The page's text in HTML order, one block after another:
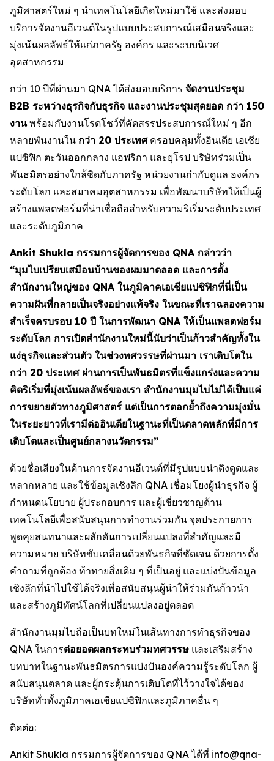
ภูมิศาสตร์ใหม่ ๆ นำเทคโนโลยีเกิดใหม่มาใช้ และส่งมอบ
บริการจัดงานอีเวนต์ในรูปแบบประสบการณ์เสมือนจริงและ
มุ่งเน้นผลลัพธ์ให้แก่ภาครัฐ องค์กร และระบบนิเวศ
อุตสาหกรรม
กว่า 10 ปีที่ผ่านมา QNA ได้ส่งมอบบริการ จัดงานประชุม
B2B ระหว่างธุรกิจกับธุรกิจ และงานประชุมสุดยอด กว่า 150
งานพร้อมกับงานโรดโชว์ที่คัดสรรประสบการณ์ใหม่ ๆ อีก
หลายพันงานใน กว่า 20 ประเทศครอบคลุมทั้งอินเดีย เอเชีย
แปซิฟิก ตะวันออกกลาง แอฟริกา และยุโรป บริษัทร่วมเป็น
พันธมิตรอย่างใกล้ชิดกับภาครัฐ หน่วยงานกำกับดูแล องค์กร
ระดับโลก และสมาคมอุตสาหกรรม เพื่อพัฒนาบริษัทให้เป็นผู้
สร้างแพลตฟอร์มที่น่าเชื่อถือสำหรับความริเริ่มระดับประเทศ
และระดับภูมิภาค
Ankit Shukla กรรมการผู้จัดการของ QNA กล่าวว่า
“มุมไบเปรียบเสมือนบ้านของผมมาตลอด และการตั้ง
สำนักงานใหญ่ของ QNA ในภูมิคาคเอเชียแปซิฟิกที่นี่เป็น
ความฝันที่กลายเป็นจริงอย่างแท้จริง ในขณะที่เราฉลองความ
สำเร็จครบรอบ 10 ปี ในการพัฒนา QNA ให้เป็นแพลตฟอร์ม
ระดับโลก การเปิดสำนักงานใหม่นี้นับว่าเป็นก้าวสำคัญทั้งใน
แง่ธุรกิจและส่วนตัว ในช่วงทศวรรษที่ผ่านมา เราเติบโตใน
กว่า 20 ประเทศ ผ่านการเป็นพันธมิตรที่แข็งแกร่งและความ
คิดริเริ่มที่มุ่งเน้นผลลัพธ์ของเรา สำนักงานมุมไบไม่ได้เป็นแค่
การขยายตัวทางภูมิศาสตร์ แต่เป็นการตอกย้ำถึงความมุ่งมั่น
ในระยะยาวที่เรามีต่ออินเดียในฐานะที่เป็นตลาดหลักที่มีการ
เติบโตและเป็นศูนย์กลางนวัตกรรม”
ด้วยชื่อเสียงในด้านการจัดงานอีเวนต์ที่มีรูปแบบน่าดึงดูดและ
หลากหลาย และใช้ข้อมูลเชิงลึก QNA เชื่อมโยงผู้นำธุรกิจ ผู้
กำหนดนโยบาย ผู้ประกอบการ และผู้เชี่ยวชาญด้าน
เทคโนโลยีเพื่อสนับสนุนการทำงานร่วมกัน จุดประกายการ
พูดคุยสนทนาและผลักดันการเปลี่ยนแปลงที่สำคัญและมี
ความหมาย บริษัทขับเคลื่อนด้วยพันธกิจที่ชัดเจน ด้วยการตั้ง
คำถามที่ถูกต้อง ท้าทายสิ่งเดิม ๆ ที่เป็นอยู่ และแบ่งปันข้อมูล
เชิงลึกที่นำไปใช้ได้จริงเพื่อสนับสนุนผู้นำให้ร่วมกันก้าวนำ
และสร้างภูมิทัศน์โลกที่เปลี่ยนแปลงอยู่ตลอด
สำนักงานมุมไบถือเป็นบทใหม่ในเส้นทางการทำธุรกิจของ
QNA ในการต่อยอดผลกระทบร่วมทศวรรษ และเสริมสร้าง
บทบาทในฐานะพันธมิตรการแบ่งปันองค์ความรู้ระดับโลก ผู้
สนับสนุนตลาด และผู้กระตุ้นการเติบโตที่ไว้วางใจได้ของ
บริษัททั่วทั้งภูมิภาคเอเชียแปซิฟิกและภูมิภาคอื่น ๆ
ติดต่อ:
Ankit Shukla กรรมการผู้จัดการของ QNA ได้ที่ info@qna-